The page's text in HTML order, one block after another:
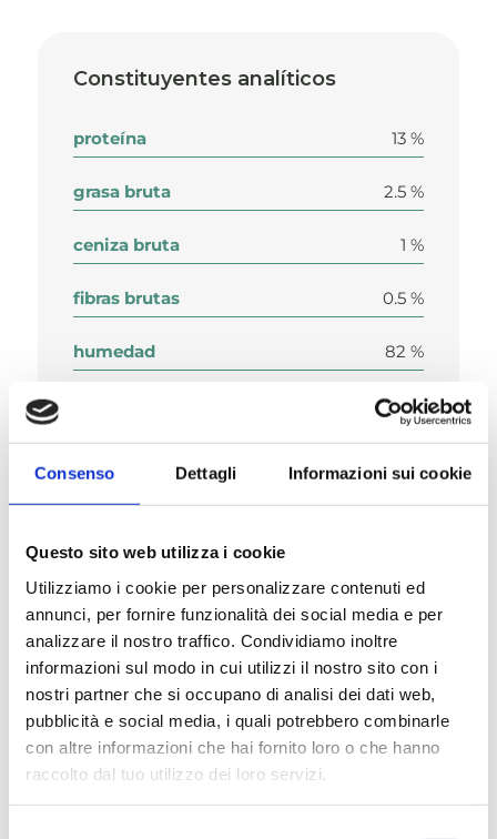
Consenso Dettagli Informazioni sui cookie
Questo sito web utilizza i cookie
Utilizziamo i cookie per personalizzare contenuti ed
annunci, per fornire funzionalità dei social media e per
analizzare il nostro traffico. Condividiamo inoltre
informazioni sul modo in cui utilizzi il nostro sito con i
nostri partner che si occupano di analisi dei dati web,
pubblicità e social media, i quali potrebbero combinarle
con altre informazioni che hai fornito loro o che hanno
raccolto dal tuo utilizzo dei loro servizi.
Constituyentes analíticos
proteína 13 %
grasa bruta 2.5 %
ceniza bruta 1 %
fibras brutas 0.5 %
humedad 82 %
Aditivos nutricionales/kg
Descripción